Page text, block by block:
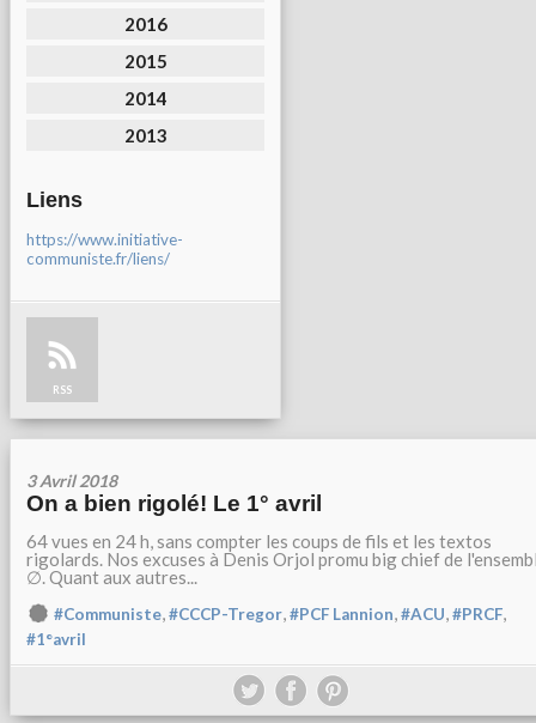
2016
2015
2014
2013
Liens
https://www.initiative-
communiste.fr/liens/
RSS
3 Avril 2018
On a bien rigolé! Le 1° avril
64 vues en 24 h, sans compter les coups de fils et les textos
rigolards. Nos excuses à Denis Orjol promu big chief de
∅. Quant aux autres...
#Communiste,#CCCP-Tregor,#PCF Lannion,#ACU,#PRCF,
#1°avril